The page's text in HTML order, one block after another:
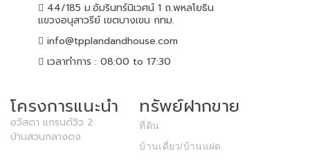
44/185 ม.อัมรินทร์นิเวศน์ 1 ถ.พหลโยธิน
แขวงอนุสาวรีย์ เขตบางเขน กทม.
info@tpplandandhouse.com
เวลาทำการ : 08:00 to 17:30
โครงการแนะนำ
อวัสดา แกรนด์วิว 2
บ้านสวนกลางดง
ทรัพย์ฝากขาย
ที่ดิน
บ้านเดี่ยว/บ้านแฝด